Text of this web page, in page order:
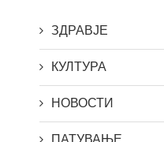
ЗДРАВЈЕ
КУЛТУРА
НОВОСТИ